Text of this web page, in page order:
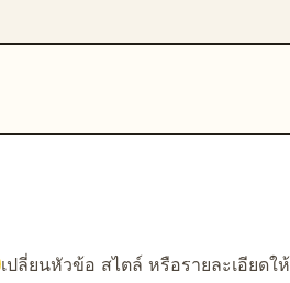
เปลี่ยนหัวข้อ สไตล์ หรือรายละเอียดให้